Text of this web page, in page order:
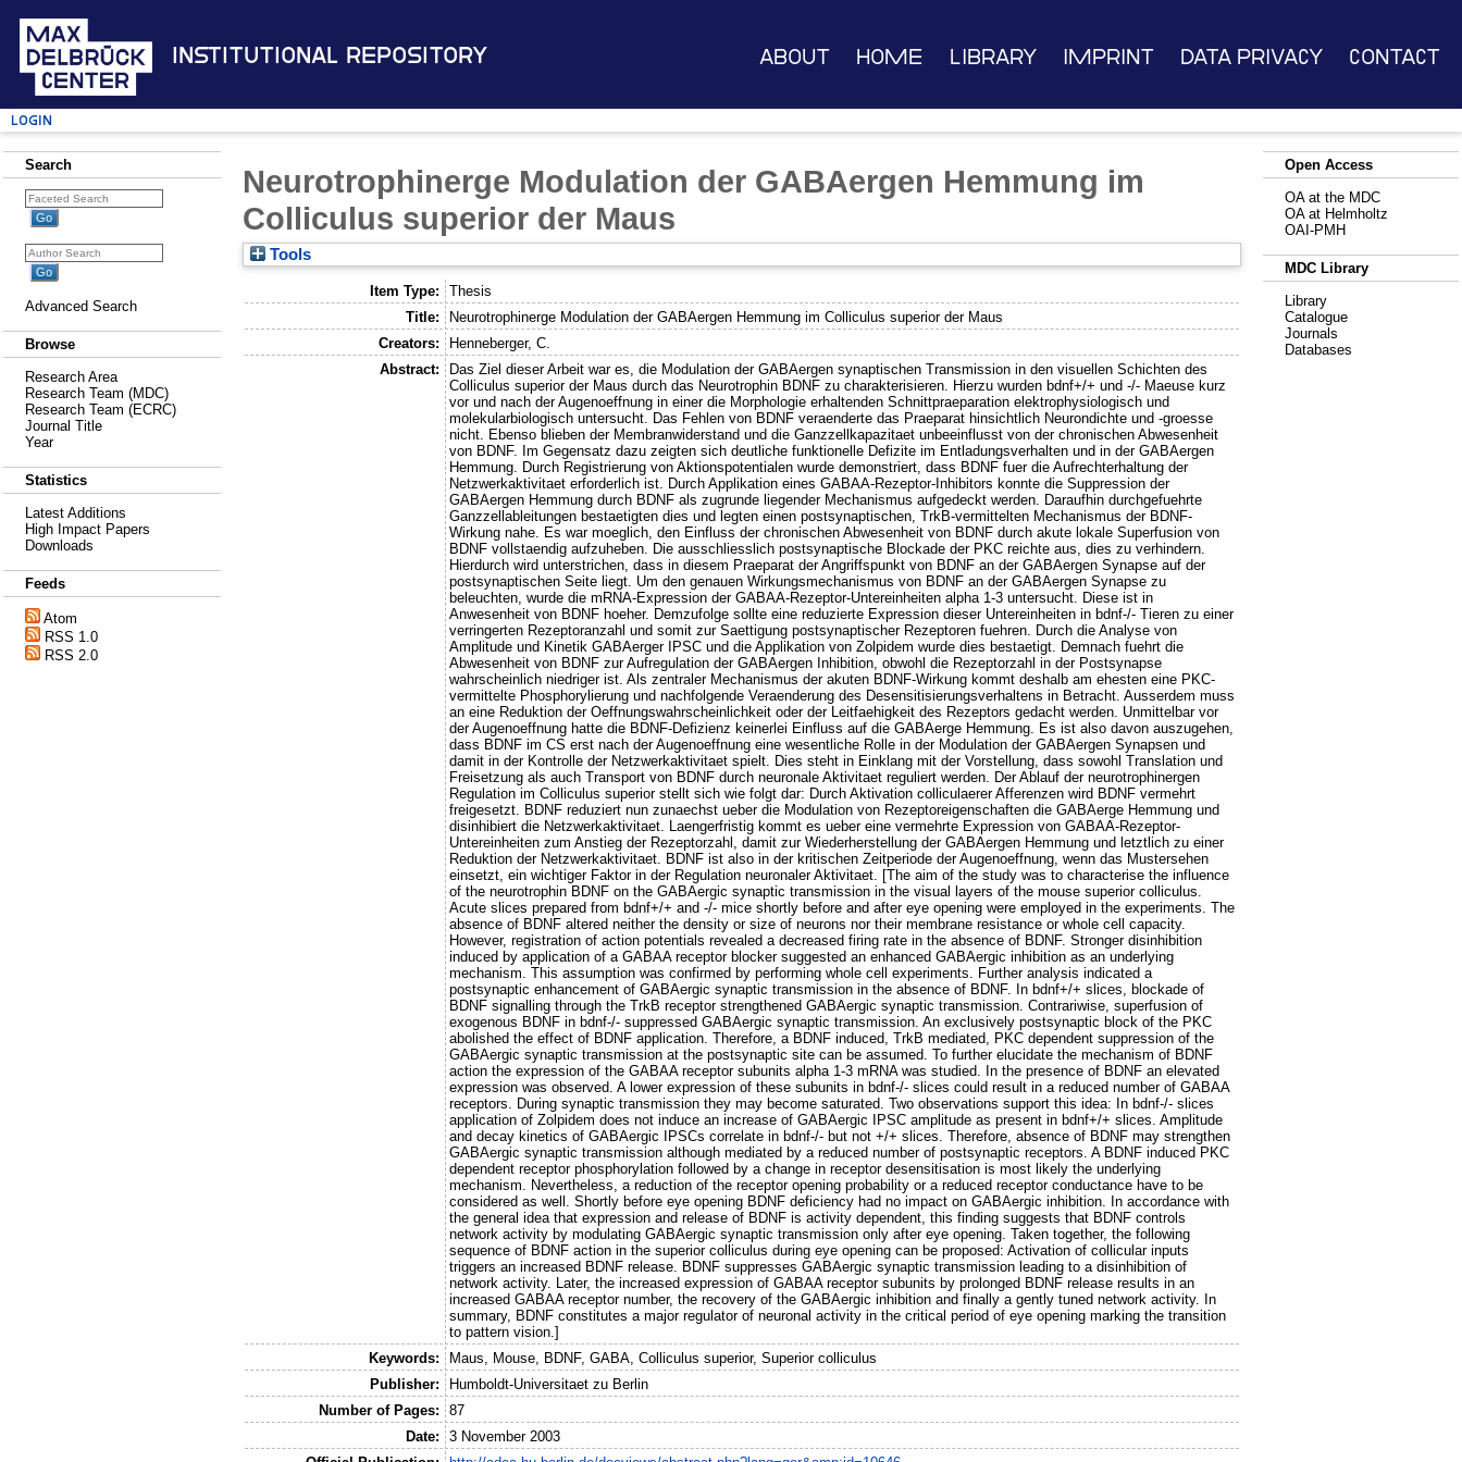
Institutional Repository About Home Library Imprint Data Privacy Contact
Login
Search
Advanced Search
Browse
Research Area
Research Team (MDC)
Research Team (ECRC)
Journal Title
Year
Statistics
Latest Additions
High Impact Papers
Downloads
Feeds
Atom
RSS 1.0
RSS 2.0
Neurotrophinerge Modulation der GABAergen Hemmung im
Colliculus superior der Maus
Tools
Item Type:
Thesis
Title:
Neurotrophinerge Modulation der GABAergen Hemmung im Colliculus superior der Maus
Creators:
Henneberger, C.
Abstract:
Das Ziel dieser Arbeit war es, die Modulation der GABAergen synaptischen Transmission in den visuellen Schichten des
Colliculus superior der Maus durch das Neurotrophin BDNF zu charakterisieren. Hierzu wurden bdnf+/+ und -/- Maeuse kurz
vor und nach der Augenoeffnung in einer die Morphologie erhaltenden Schnittpraeparation elektrophysiologisch und
molekularbiologisch untersucht. Das Fehlen von BDNF veraenderte das Praeparat hinsichtlich Neurondichte und -groesse
nicht. Ebenso blieben der Membranwiderstand und die Ganzzellkapazitaet unbeeinflusst von der chronischen Abwesenheit
von BDNF. Im Gegensatz dazu zeigten sich deutliche funktionelle Defizite im Entladungsverhalten und in der GABAergen
Hemmung. Durch Registrierung von Aktionspotentialen wurde demonstriert, dass BDNF fuer die Aufrechterhaltung der
Netzwerkaktivitaet erforderlich ist. Durch Applikation eines GABAA-Rezeptor-Inhibitors konnte die Suppression der
GABAergen Hemmung durch BDNF als zugrunde liegender Mechanismus aufgedeckt werden. Daraufhin durchgefuehrte
Ganzzellableitungen bestaetigten dies und legten einen postsynaptischen, TrkB-vermittelten Mechanismus der BDNF-
Wirkung nahe. Es war moeglich, den Einfluss der chronischen Abwesenheit von BDNF durch akute lokale Superfusion von
BDNF vollstaendig aufzuheben. Die ausschliesslich postsynaptische Blockade der PKC reichte aus, dies zu verhindern.
Hierdurch wird unterstrichen, dass in diesem Praeparat der Angriffspunkt von BDNF an der GABAergen Synapse auf der
postsynaptischen Seite liegt. Um den genauen Wirkungsmechanismus von BDNF an der GABAergen Synapse zu
beleuchten, wurde die mRNA-Expression der GABAA-Rezeptor-Untereinheiten alpha 1-3 untersucht. Diese ist in
Anwesenheit von BDNF hoeher. Demzufolge sollte eine reduzierte Expression dieser Untereinheiten in bdnf-/- Tieren zu einer
verringerten Rezeptoranzahl und somit zur Saettigung postsynaptischer Rezeptoren fuehren. Durch die Analyse von
Amplitude und Kinetik GABAerger IPSC und die Applikation von Zolpidem wurde dies bestaetigt. Demnach fuehrt die
Abwesenheit von BDNF zur Aufregulation der GABAergen Inhibition, obwohl die Rezeptorzahl in der Postsynapse
wahrscheinlich niedriger ist. Als zentraler Mechanismus der akuten BDNF-Wirkung kommt deshalb am ehesten eine PKC-
vermittelte Phosphorylierung und nachfolgende Veraenderung des Desensitisierungsverhaltens in Betracht. Ausserdem muss
an eine Reduktion der Oeffnungswahrscheinlichkeit oder der Leitfaehigkeit des Rezeptors gedacht werden. Unmittelbar vor
der Augenoeffnung hatte die BDNF-Defizienz keinerlei Einfluss auf die GABAerge Hemmung. Es ist also davon auszugehen,
dass BDNF im CS erst nach der Augenoeffnung eine wesentliche Rolle in der Modulation der GABAergen Synapsen und
damit in der Kontrolle der Netzwerkaktivitaet spielt. Dies steht in Einklang mit der Vorstellung, dass sowohl Translation und
Freisetzung als auch Transport von BDNF durch neuronale Aktivitaet reguliert werden. Der Ablauf der neurotrophinergen
Regulation im Colliculus superior stellt sich wie folgt dar: Durch Aktivation colliculaerer Afferenzen wird BDNF vermehrt
freigesetzt. BDNF reduziert nun zunaechst ueber die Modulation von Rezeptoreigenschaften die GABAerge Hemmung und
disinhibiert die Netzwerkaktivitaet. Laengerfristig kommt es ueber eine vermehrte Expression von GABAA-Rezeptor-
Untereinheiten zum Anstieg der Rezeptorzahl, damit zur Wiederherstellung der GABAergen Hemmung und letztlich zu einer
Reduktion der Netzwerkaktivitaet. BDNF ist also in der kritischen Zeitperiode der Augenoeffnung, wenn das Mustersehen
einsetzt, ein wichtiger Faktor in der Regulation neuronaler Aktivitaet. [The aim of the study was to characterise the influence
of the neurotrophin BDNF on the GABAergic synaptic transmission in the visual layers of the mouse superior colliculus.
Acute slices prepared from bdnf+/+ and -/- mice shortly before and after eye opening were employed in the experiments. The
absence of BDNF altered neither the density or size of neurons nor their membrane resistance or whole cell capacity.
However, registration of action potentials revealed a decreased firing rate in the absence of BDNF. Stronger disinhibition
induced by application of a GABAA receptor blocker suggested an enhanced GABAergic inhibition as an underlying
mechanism. This assumption was confirmed by performing whole cell experiments. Further analysis indicated a
postsynaptic enhancement of GABAergic synaptic transmission in the absence of BDNF. In bdnf+/+ slices, blockade of
BDNF signalling through the TrkB receptor strengthened GABAergic synaptic transmission. Contrariwise, superfusion of
exogenous BDNF in bdnf-/- suppressed GABAergic synaptic transmission. An exclusively postsynaptic block of the PKC
abolished the effect of BDNF application. Therefore, a BDNF induced, TrkB mediated, PKC dependent suppression of the
GABAergic synaptic transmission at the postsynaptic site can be assumed. To further elucidate the mechanism of BDNF
action the expression of the GABAA receptor subunits alpha 1-3 mRNA was studied. In the presence of BDNF an elevated
expression was observed. A lower expression of these subunits in bdnf-/- slices could result in a reduced number of GABAA
receptors. During synaptic transmission they may become saturated. Two observations support this idea: In bdnf-/- slices
application of Zolpidem does not induce an increase of GABAergic IPSC amplitude as present in bdnf+/+ slices. Amplitude
and decay kinetics of GABAergic IPSCs correlate in bdnf-/- but not +/+ slices. Therefore, absence of BDNF may strengthen
GABAergic synaptic transmission although mediated by a reduced number of postsynaptic receptors. A BDNF induced PKC
dependent receptor phosphorylation followed by a change in receptor desensitisation is most likely the underlying
mechanism. Nevertheless, a reduction of the receptor opening probability or a reduced receptor conductance have to be
considered as well. Shortly before eye opening BDNF deficiency had no impact on GABAergic inhibition. In accordance with
the general idea that expression and release of BDNF is activity dependent, this finding suggests that BDNF controls
network activity by modulating GABAergic synaptic transmission only after eye opening. Taken together, the following
sequence of BDNF action in the superior colliculus during eye opening can be proposed: Activation of collicular inputs
triggers an increased BDNF release. BDNF suppresses GABAergic synaptic transmission leading to a disinhibition of
network activity. Later, the increased expression of GABAA receptor subunits by prolonged BDNF release results in an
increased GABAA receptor number, the recovery of the GABAergic inhibition and finally a gently tuned network activity. In
summary, BDNF constitutes a major regulator of neuronal activity in the critical period of eye opening marking the transition
to pattern vision.]
Keywords:
Maus, Mouse, BDNF, GABA, Colliculus superior, Superior colliculus
Publisher:
Humboldt-Universitaet zu Berlin
Number of Pages:
87
Date:
3 November 2003
Open Access
OA at the MDC
OA at Helmholtz
OAI-PMH
MDC Library
Library
Catalogue
Journals
Databases